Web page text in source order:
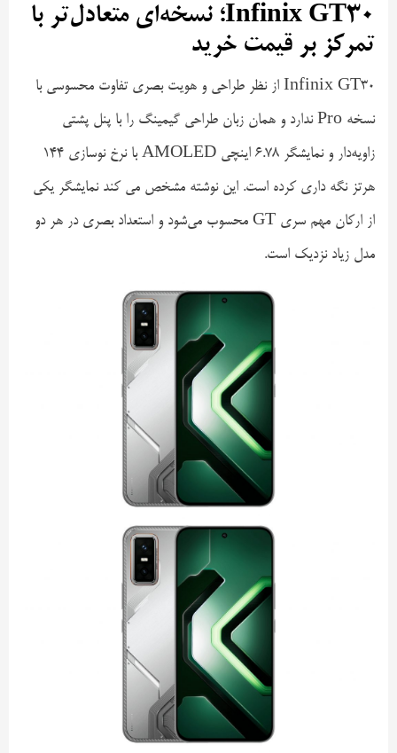
Infinix GT30؛ نسخه‌ای متعادل‌تر با
تمرکز بر قیمت خرید
Infinix GT30 از نظر طراحی و هویت بصری تفاوت محسوسی با
نسخه Pro ندارد و همان زبان طراحی گیمینگ را با پنل پشتی
زاویه‌دار و نمایشگر ۶.۷۸ اینچی AMOLED با نرخ نوسازی ۱۴۴
هرتز نگه داری کرده است. این نوشته مشخص می کند نمایشگر یکی
از ارکان مهم سری GT محسوب می‌شود و استعداد بصری در هر دو
مدل زیاد نزدیک است.